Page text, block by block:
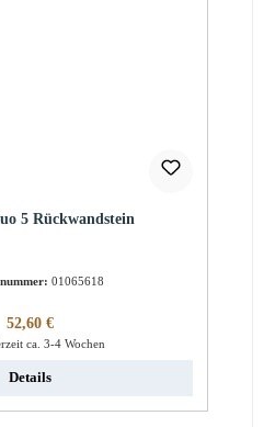
5 Rückwandstein
01065618
Regulärer Preis:
52,60 €
ca. 3-4 Wochen
Details